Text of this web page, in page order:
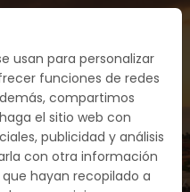
usan para personalizar
funciones de redes
compartimos
el sitio web con
publicidad y análisis
con otra información
hayan recopilado a